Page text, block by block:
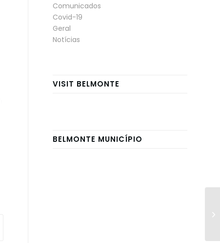
Comunicados
Covid-19
Geral
Notícias
VISIT BELMONTE
BELMONTE MUNICÍPIO